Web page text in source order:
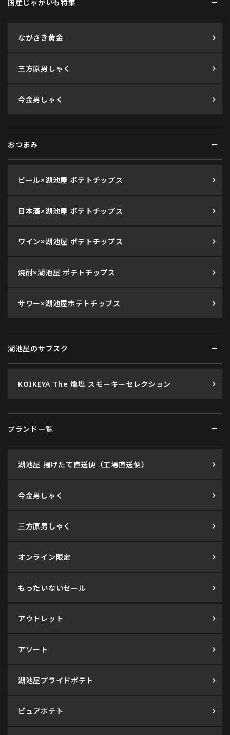
国産じゃがいも特集
ながさき黄金
三方原男しゃく
今金男しゃく
おつまみ
ビール×湖池屋 ポテトチップス
日本酒×湖池屋 ポテトチップス
ワイン×湖池屋 ポテトチップス
焼酎×湖池屋 ポテトチップス
サワー×湖池屋ポテトチップス
湖池屋のサブスク
KOIKEYA The 燻塩 スモーキーセレクション
ブランド一覧
湖池屋 揚げたて直送便（工場直送便）
今金男しゃく
三方原男しゃく
オンライン限定
もったいないセール
アウトレット
アソート
湖池屋プライドポテト
ピュアポテト